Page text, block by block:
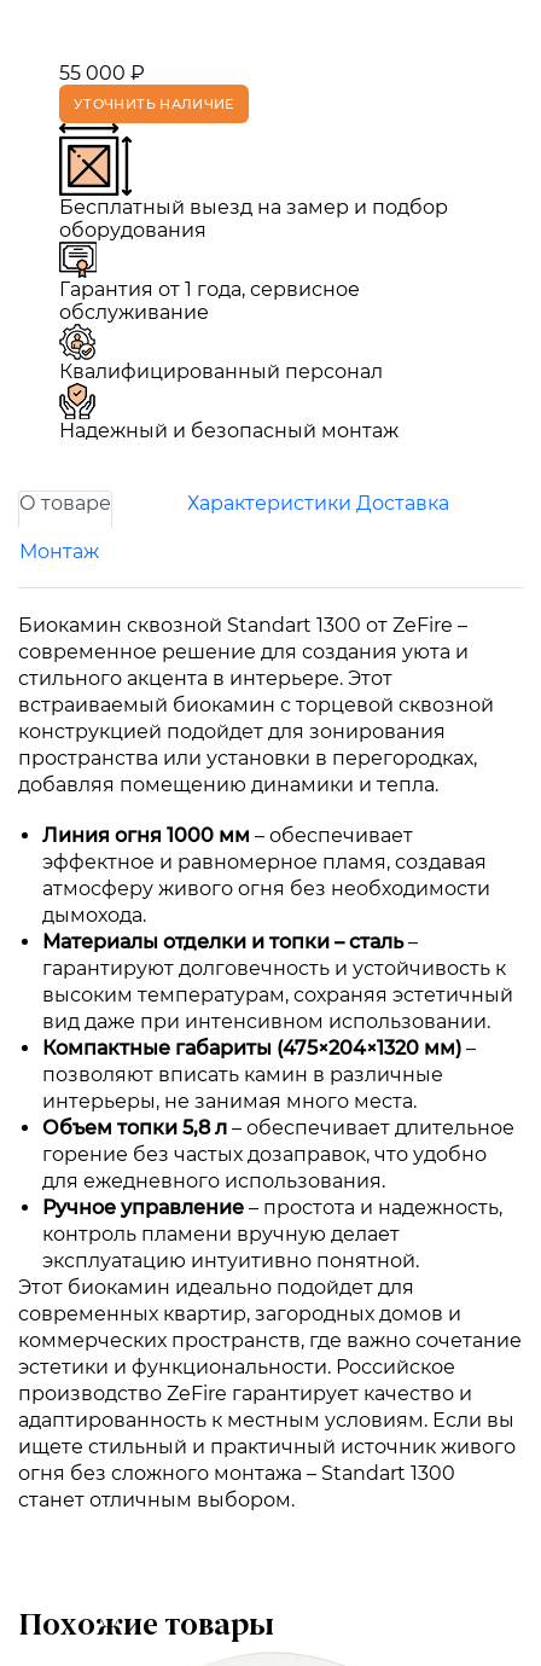
55 000 ₽
УТОЧНИТЬ НАЛИЧИЕ
Бесплатный выезд на замер и подбор
оборудования
Гарантия от 1 года, сервисное
обслуживание
Квалифицированный персонал
Надежный и безопасный монтаж
О товаре Характеристики Доставка
Монтаж
Биокамин сквозной Standart 1300 от ZeFire –
современное решение для создания уюта и
стильного акцента в интерьере. Этот
встраиваемый биокамин с торцевой сквозной
конструкцией подойдет для зонирования
пространства или установки в перегородках,
добавляя помещению динамики и тепла.
Линия огня 1000 мм – обеспечивает
эффектное и равномерное пламя, создавая
атмосферу живого огня без необходимости
дымохода.
Материалы отделки и топки – сталь–
гарантируют долговечность и устойчивость к
высоким температурам, сохраняя эстетичный
вид даже при интенсивном использовании.
Компактные габариты (475×204×1320 мм) –
позволяют вписать камин в различные
интерьеры, не занимая много места.
Объем топки 5,8 л – обеспечивает длительное
горение без частых дозаправок, что удобно
для ежедневного использования.
Ручное управление – простота и надежность,
контроль пламени вручную делает
эксплуатацию интуитивно понятной.
Этот биокамин идеально подойдет для
современных квартир, загородных домов и
коммерческих пространств, где важно сочетание
эстетики и функциональности. Российское
производство ZeFire гарантирует качество и
адаптированность к местным условиям. Если вы
ищете стильный и практичный источник живого
огня без сложного монтажа – Standart 1300
станет отличным выбором.
Похожие товары